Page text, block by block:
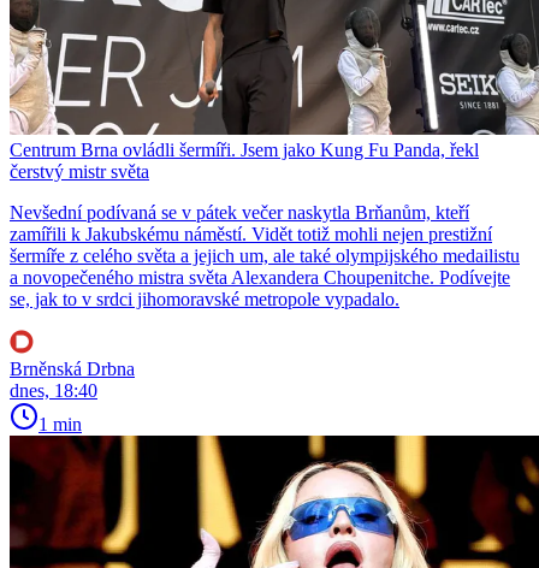
Centrum Brna ovládli šermíři. Jsem jako Kung Fu Panda, řekl
čerstvý mistr světa
Nevšední podívaná se v pátek večer naskytla Brňanům, kteří
zamířili k Jakubskému náměstí. Vidět totiž mohli nejen prestižní
šermíře z celého světa a jejich um, ale také olympijského medailistu
a novopečeného mistra světa Alexandera Choupenitche. Podívejte
se, jak to v srdci jihomoravské metropole vypadalo.
Brněnská Drbna
dnes, 18:40
1 min